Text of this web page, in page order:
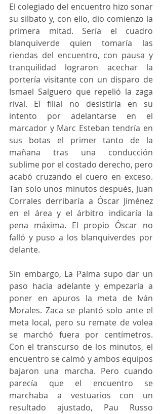
El colegiado del encuentro hizo sonar
su silbato y, con ello, dio comienzo la
primera mitad. Sería el cuadro
blanquiverde quien tomaría las
riendas del encuentro, con pausa y
tranquilidad lograron acechar la
portería visitante con un disparo de
Ismael Salguero que repelió la zaga
rival. El filial no desistiría en su
intento por adelantarse en el
marcador y Marc Esteban tendría en
sus botas el primer tanto de la
mañana tras una conducción
sublime por el costado derecho, pero
acabó cruzando el cuero en exceso.
Tan solo unos minutos después, Juan
Corrales derribaría a Óscar Jiménez
en el área y el árbitro indicaría la
pena máxima. El propio Óscar no
falló y puso a los blanquiverdes por
delante.
Sin embargo, La Palma supo dar un
paso hacia adelante y empezaría a
poner en apuros la meta de Iván
Morales. Zaca se plantó solo ante el
meta local, pero su remate de volea
se marchó fuera por centímetros.
Con el transcurso de los minutos, el
encuentro se calmó y ambos equipos
bajaron una marcha. Pero cuando
parecía que el encuentro se
marchaba a vestuarios con un
resultado ajustado, Pau Russo